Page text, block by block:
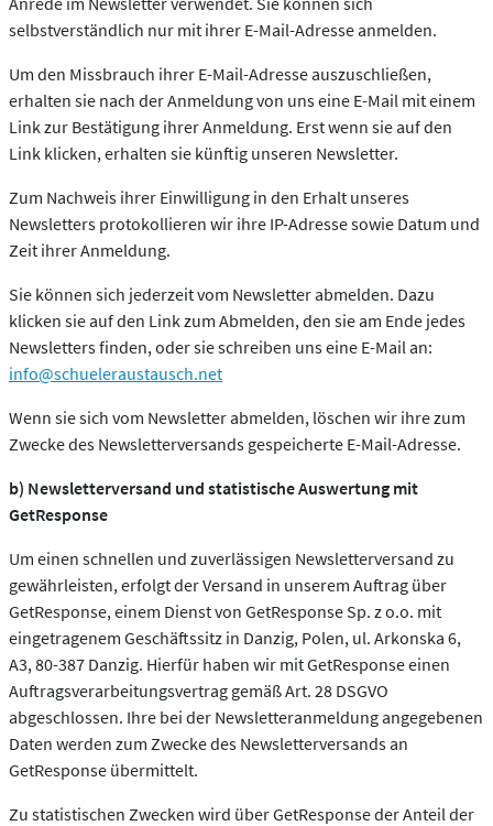
selbstverständlich nur mit ihrer E-Mail-Adresse anmelden.
Um den Missbrauch ihrer E-Mail-Adresse auszuschließen,
erhalten sie nach der Anmeldung von uns eine E-Mail mit einem
Link zur Bestätigung ihrer Anmeldung. Erst wenn sie auf den
Link klicken, erhalten sie künftig unseren Newsletter.
Zum Nachweis ihrer Einwilligung in den Erhalt unseres
Newsletters protokollieren wir ihre IP-Adresse sowie Datum und
Zeit ihrer Anmeldung.
Sie können sich jederzeit vom Newsletter abmelden. Dazu
klicken sie auf den Link zum Abmelden, den sie am Ende jedes
Newsletters finden, oder sie schreiben uns eine E-Mail an:
info@schueleraustausch.net
Wenn sie sich vom Newsletter abmelden, löschen wir ihre zum
Zwecke des Newsletterversands gespeicherte E-Mail-Adresse.
b) Newsletterversand und statistische Auswertung mit
GetResponse
Um einen schnellen und zuverlässigen Newsletterversand zu
gewährleisten, erfolgt der Versand in unserem Auftrag über
GetResponse, einem Dienst von GetResponse Sp. z o.o. mit
eingetragenem Geschäftssitz in Danzig, Polen, ul. Arkonska 6,
A3, 80-387 Danzig. Hierfür haben wir mit GetResponse einen
Auftragsverarbeitungsvertrag gemäß Art. 28 DSGVO
abgeschlossen. Ihre bei der Newsletteranmeldung angegebenen
Daten werden zum Zwecke des Newsletterversands an
GetResponse übermittelt.
Zu statistischen Zwecken wird über GetResponse der Anteil der